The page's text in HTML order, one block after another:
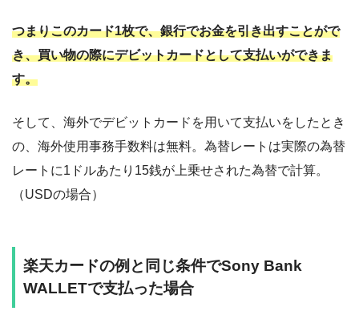
つまりこのカード1枚で、銀行でお金を引き出すことがで
き、買い物の際にデビットカードとして支払いができま
す。
そして、海外でデビットカードを用いて支払いをしたとき
の、海外使用事務手数料は無料。為替レートは実際の為替
レートに1ドルあたり15銭が上乗せされた為替で計算。
（USDの場合）
楽天カードの例と同じ条件でSony Bank
WALLETで支払った場合